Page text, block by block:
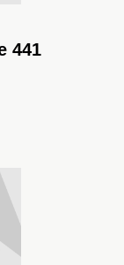
441